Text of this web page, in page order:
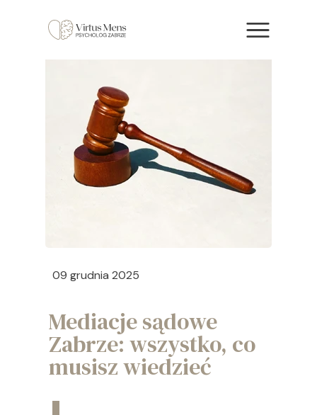
09 grudnia 2025
Mediacje sądowe
Zabrze: wszystko, co
musisz wiedzieć